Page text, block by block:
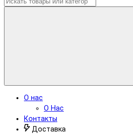
О нас
О Нас
Контакты
Доставка